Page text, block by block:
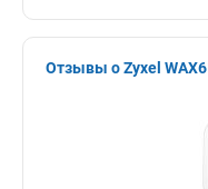
Отзывы о Zyxel